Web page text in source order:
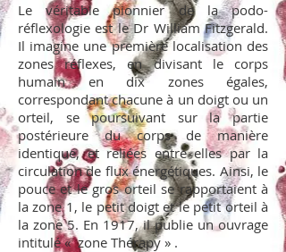
Le véritable pionnier de la podo-
réflexologie est le Dr William Fitzgerald.
Il imagine une première localisation des
zones réflexes, en divisant le corps
humain en dix zones égales,
correspondant chacune à un doigt ou un
orteil, se poursuivant sur la partie
postérieure du corps de manière
identique, et reliées entre elles par la
circulation de flux énergétiques. Ainsi, le
pouce et le gros orteil se rapportaient à
la zone 1, le petit doigt et le petit orteil à
la zone 5. En 1917, il publie un ouvrage
intitulé « zone Thérapy » .